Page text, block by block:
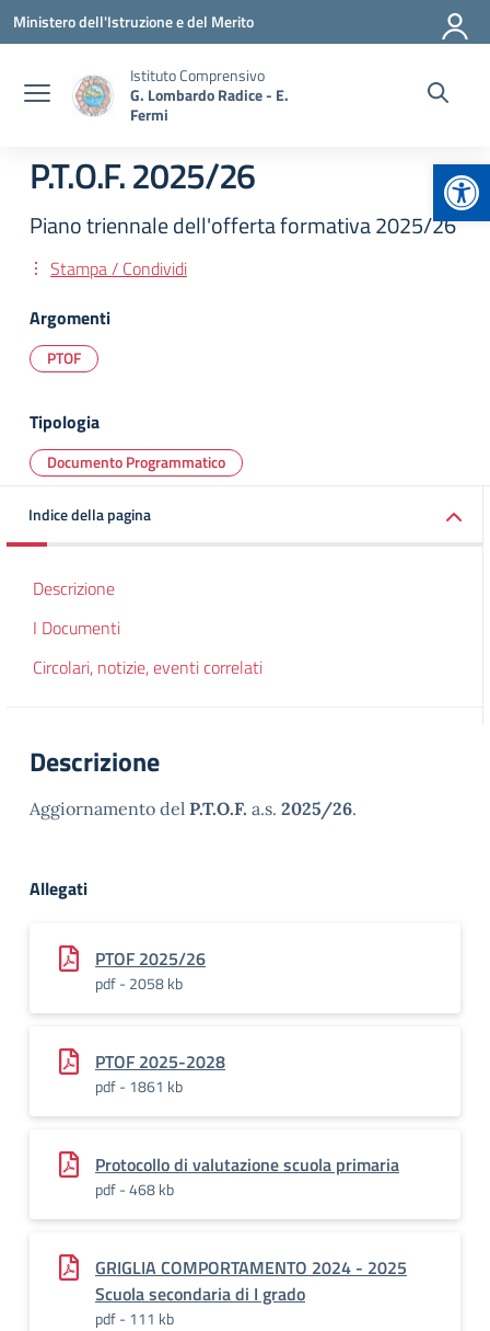
Vai ai contenuti
Vai al menu di navigazione
Vai al footer
Ministero dell'Istruzione e del Merito
Istituto Comprensivo
G. Lombardo Radice - E.
Fermi
P.T.O.F. 2025/26
Piano triennale dell'offerta formativa 2025/26
Stampa / Condividi
Argomenti
PTOF
Tipologia
Documento Programmatico
Indice della pagina
Descrizione
I Documenti
Circolari, notizie, eventi correlati
Descrizione
Aggiornamento del P.T.O.F. a.s. 2025/26.
Allegati
PTOF 2025/26
pdf - 2058 kb
PTOF 2025-2028
pdf - 1861 kb
Protocollo di valutazione scuola primaria
pdf - 468 kb
GRIGLIA COMPORTAMENTO 2024 - 2025
Scuola secondaria di I grado
pdf - 111 kb